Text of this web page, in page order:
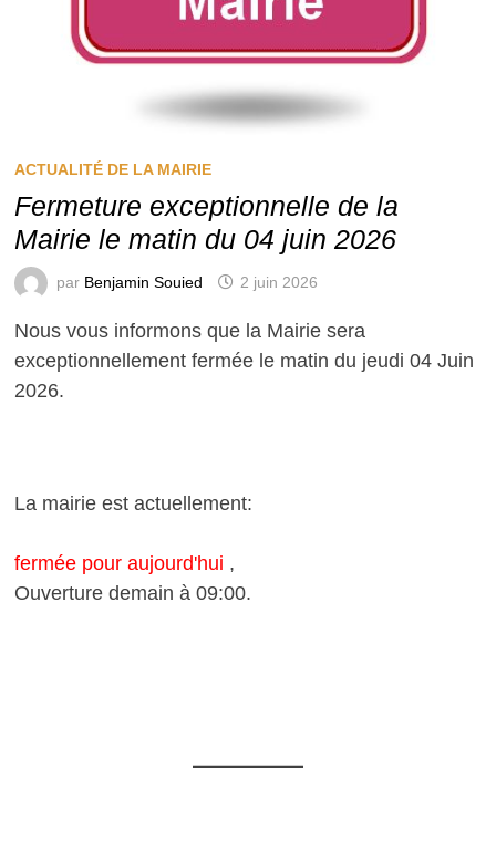
ACTUALITÉ DE LA MAIRIE
Fermeture exceptionnelle de la
Mairie le matin du 04 juin 2026
par Benjamin Souied 2 juin 2026
Nous vous informons que la Mairie sera
exceptionnellement fermée le matin du jeudi 04 Juin
2026.
La mairie est actuellement:
fermée pour aujourd'hui ,
Ouverture demain à 09:00.